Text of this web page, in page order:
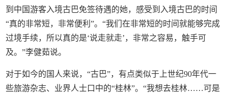
到中国游客入境古巴免签待遇的她，感受到入境古巴的时间
“真的非常短，非常便利”。“我们在非常短的时间就能够完成
过境手续，所以真的是‘说走就走’，非常之容易，触手可
及。”李健茹说。
对于如今的国人来说，“古巴”，有点类似于上世纪90年代一
些旅游杂志、业界人士口中的“桂林”。“我想去桂林……可是